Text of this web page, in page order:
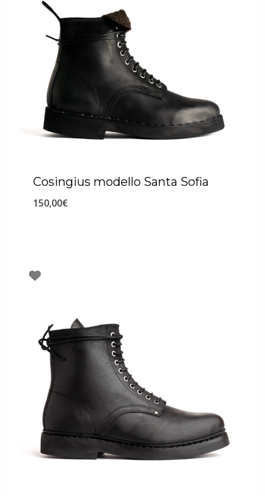
Cosingius modello Santa Sofia
150,00€